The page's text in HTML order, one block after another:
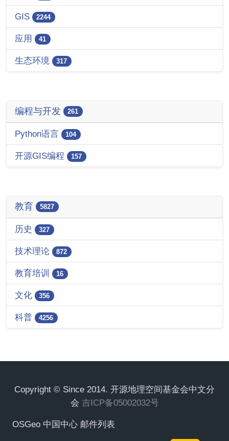
GIS 2244
应用 41
生态环境 317
编程与开发 261
Python语言 104
开源GIS编程 157
教育 5827
历史 327
技术理论 872
教育培训 16
文化 356
科普 4256
Copyright © Since 2014. 开源地理空间基金会中文分
会 吉ICP备05002032号
OSGeo 中国中心 邮件列表